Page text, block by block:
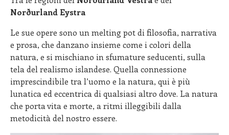
Norðurland Eystra
Le sue opere sono un melting pot di filosofia, narrativa
e prosa, che danzano insieme come i colori della
natura, e si mischiano in sfumature seducenti, sulla
tela del realismo islandese. Quella connessione
imprescindibile tra l’uomo e la natura, qui è più
lunatica ed eccentrica di qualsiasi altro dove. La natura
che porta vita e morte, a ritmi illeggibili dalla
metodicità del nostro essere.